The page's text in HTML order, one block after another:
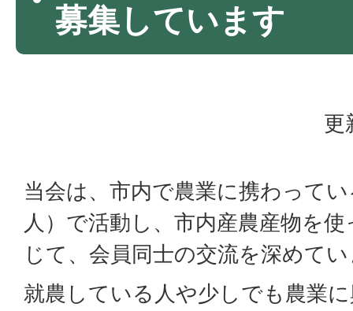
募集しています
更
当会は、市内で農業に携わって
人）で活動し、市内産農産物を
じて、会員同士の交流を深めて
就農している人や少しでも農業